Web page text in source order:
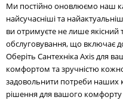
Ми постійно оновлюємо наш
найсучасніші та
ви отримуєте не лише якісний
обслуговування, що включає
Оберіть Сантехніка Axis для
комфортом та зручністю
задовольнити потреби наших
рішення для вашого комфорту